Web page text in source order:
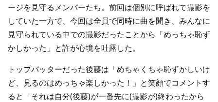
ージを見守るメンバーたち。前回は個別に呼ばれて撮影を
していた一方で、今回は全員で同時に曲を聞き、みんなに
見守られている中での撮影だったことから「めっちゃ恥ず
かしかった」と許が心境を吐露した。
トップバッターだった後藤は「めちゃくちゃ恥ずかしいけ
ど、見るのはめっちゃ楽しかった！」と笑顔でコメントす
ると「それは自分(後藤)が一番先に(撮影が)終わったから